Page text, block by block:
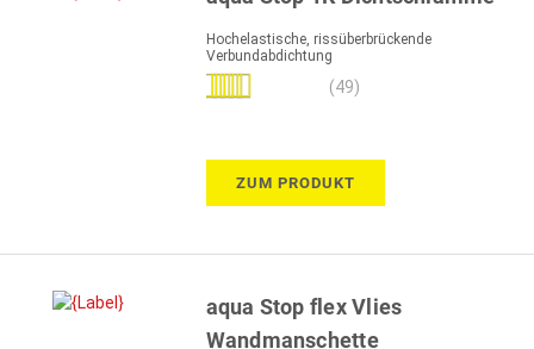
Hochelastische, rissüberbrückende
Verbundabdichtung
Bewertung:
(49)
ZUM PRODUKT
aqua Stop flex Vlies
Wandmanschette